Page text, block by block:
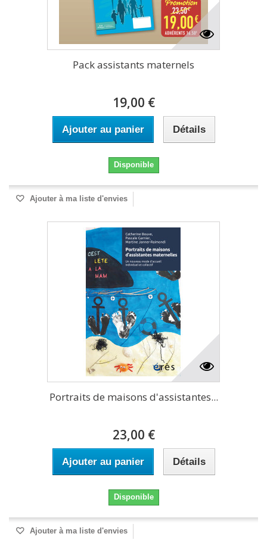
Pack assistants maternels
19,00 €
Ajouter au panier Détails
Disponible
Ajouter à ma liste d'envies
Portraits de maisons d'assistantes...
23,00 €
Ajouter au panier Détails
Disponible
Ajouter à ma liste d'envies